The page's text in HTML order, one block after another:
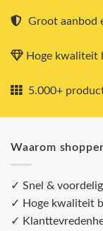
Groot aanbod
Hoge kwaliteit
5.000+
Waarom
✓ Snel &
✓ Hoge kwaliteit
✓